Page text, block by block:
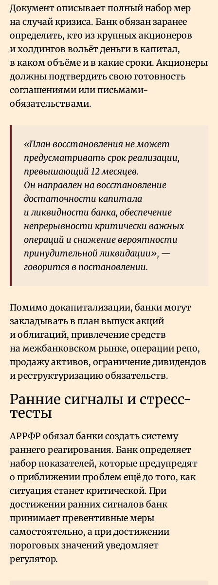
Документ описывает полный набор мер
на случай кризиса. Банк обязан заранее
определить, кто из крупных акционеров
и холдингов вольёт деньги в капитал,
в каком объёме и в какие сроки. Акционеры
должны подтвердить свою готовность
соглашениями или письмами-
обязательствами.
«План восстановления не может
предусматривать срок реализации,
превышающий 12 месяцев.
Он направлен на восстановление
достаточности капитала
и ликвидности банка, обеспечение
непрерывности критически важных
операций и снижение вероятности
принудительной ликвидации», —
говорится в постановлении.
Помимо докапитализации, банки могут
закладывать в план выпуск акций
и облигаций, привлечение средств
на межбанковском рынке, операции репо,
продажу активов, ограничение дивидендов
и реструктуризацию обязательств.
Ранние сигналы и стресс-
тесты
АРРФР обязал банки создать систему
раннего реагирования. Банк определяет
набор показателей, которые предупредят
о приближении проблем ещё до того, как
ситуация станет критической. При
достижении ранних сигналов банк
принимает превентивные меры
самостоятельно, а при достижении
пороговых значений уведомляет
регулятор.